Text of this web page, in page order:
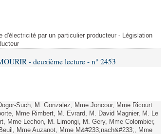
par un particulier producteur - Législation
- deuxième lecture - n° 2453
Such, M. Gonzalez, Mme Joncour, Mme Ricourt
Mme Rimbert, M. Evrard, M. David Magnier, M. Le
Mme Lechon, M. Limongi, M. Gery, Mme Colombier,
Mme Auzanot, Mme M&#233;nach&#233;, Mme